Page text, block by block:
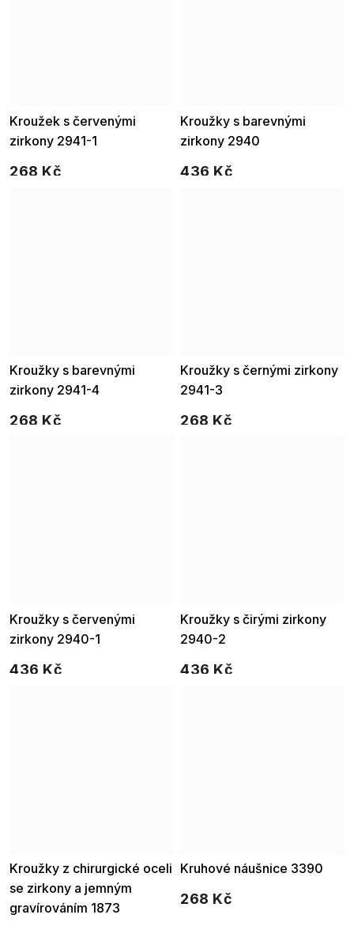
Kroužek s červenými
zirkony 2941-1
268 Kč
Kroužky s barevnými
zirkony 2940
436 Kč
Kroužky s barevnými
zirkony 2941-4
268 Kč
Kroužky s černými zirkony
2941-3
268 Kč
Kroužky s červenými
zirkony 2940-1
436 Kč
Kroužky s čirými zirkony
2940-2
436 Kč
Kroužky z chirurgické oceli
se zirkony a jemným
gravírováním 1873
Kruhové náušnice 3390
268 Kč